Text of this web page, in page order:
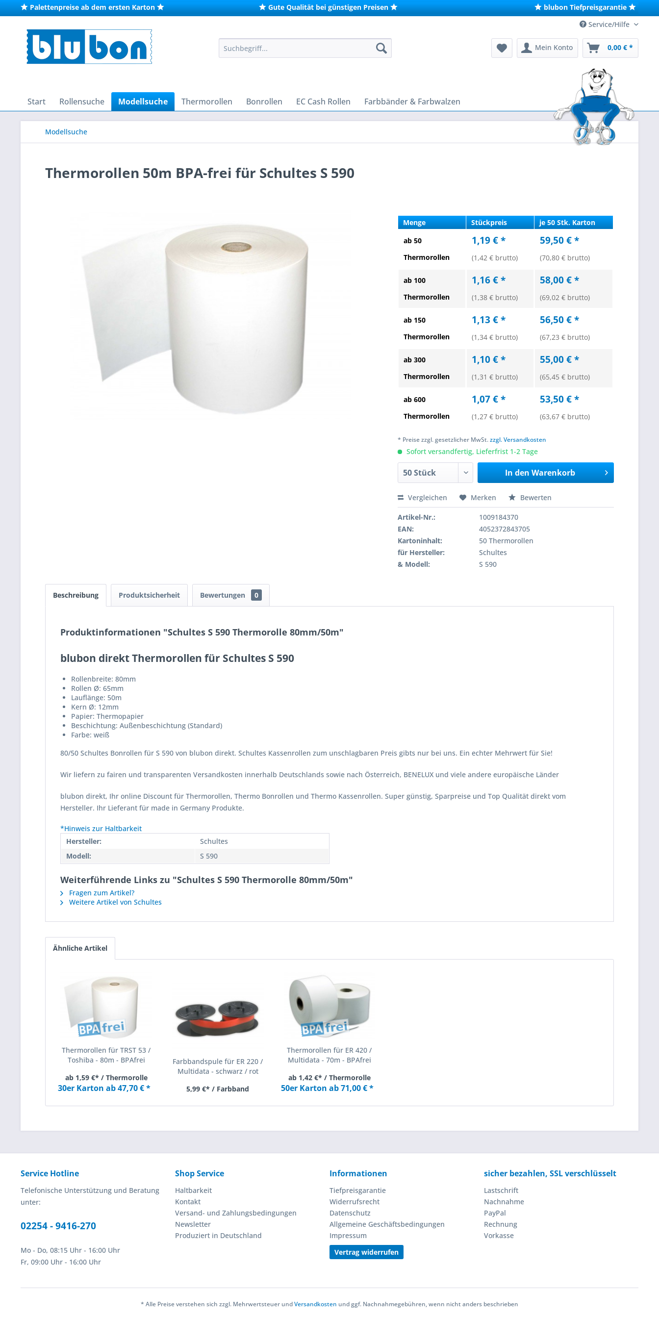
Palettenpreise ab dem ersten Karton Gute Qualität bei günstigen Preisen
blubon Tiefpreisgarantie
Service/Hilfe
Mein Konto 0,00 € *
Start Rollensuche Modellsuche Thermorollen Bonrollen EC Cash Rollen Farbbänder & Farbwalzen
Modellsuche
Thermorollen 50m BPA-frei für Schultes S 590
Menge Stückpreis
je 50 Stk. Karton
ab 50
Thermorollen
1,19 € *
(1,42 € brutto)
59,50 € *
(70,80 € brutto)
ab 100
Thermorollen
1,16 € *
(1,38 € brutto)
58,00 € *
(69,02 € brutto)
ab 150
Thermorollen
1,13 € *
(1,34 € brutto)
56,50 € *
(67,23 € brutto)
ab 300
Thermorollen
1,10 € *
(1,31 € brutto)
55,00 € *
(65,45 € brutto)
ab 600
Thermorollen
1,07 € *
(1,27 € brutto)
53,50 € *
(63,67 € brutto)
* Preise zzgl. gesetzlicher MwSt.zzgl. Versandkosten
Sofort versandfertig, Lieferfrist 1-2 Tage
In den Warenkorb
Vergleichen Merken Bewerten
Artikel-Nr.:
1009184370
EAN:
4052372843705
Kartoninhalt:
50 Thermorollen
für Hersteller:
Schultes
& Modell:
S 590
Beschreibung Produktsicherheit Bewertungen 0
Produktinformationen "Schultes S 590 Thermorolle 80mm/50m"
blubon direkt Thermorollen für Schultes S 590
Rollenbreite: 80mm
Rollen Ø: 65mm
Lauflänge: 50m
Kern Ø: 12mm
Papier: Thermopapier
Beschichtung: Außenbeschichtung (Standard)
Farbe: weiß
80/50 Schultes Bonrollen für S 590 von blubon direkt. Schultes Kassenrollen zum unschlagbaren Preis gibts nur bei uns. Ein echter Mehrwert für Sie!
Wir liefern zu fairen und transparenten Versandkosten innerhalb Deutschlands sowie nach Österreich, BENELUX und viele andere europäische Länder
blubon direkt, Ihr online Discount für Thermorollen, Thermo Bonrollen und Thermo Kassenrollen. Super günstig, Sparpreise und Top Qualität direkt vom
Hersteller. Ihr Lieferant für made in Germany Produkte.
*Hinweis zur Haltbarkeit
Hersteller:
Schultes
Modell:
S 590
Weiterführende Links zu "Schultes S 590 Thermorolle 80mm/50m"
Fragen zum Artikel?
Weitere Artikel von Schultes
Ähnliche Artikel
Thermorollen für TRST 53 /
Toshiba - 80m - BPAfrei
ab 1,59 €* / Thermorolle
30er Karton ab 47,70 € *
Farbbandspule für ER 220 /
Multidata - schwarz / rot
5,99 €* / Farbband
Thermorollen für ER 420 /
Multidata - 70m - BPAfrei
ab 1,42 €* / Thermorolle
50er Karton ab 71,00 € *
Service Hotline
Telefonische Unterstützung und Beratung
unter:
02254 - 9416-270
Mo - Do, 08:15 Uhr - 16:00 Uhr
Fr, 09:00 Uhr - 16:00 Uhr
Shop Service
Haltbarkeit
Kontakt
Versand- und Zahlungsbedingungen
Newsletter
Produziert in Deutschland
Informationen
Tiefpreisgarantie
Widerrufsrecht
Datenschutz
Allgemeine Geschäftsbedingungen
Impressum
Vertrag widerrufen
sicher bezahlen, SSL verschlüsselt
Lastschrift
Nachnahme
PayPal
Rechnung
Vorkasse
* Alle Preise verstehen sich zzgl. Mehrwertsteuer undVersandkosten und ggf. Nachnahmegebühren, wenn nicht anders beschrieben